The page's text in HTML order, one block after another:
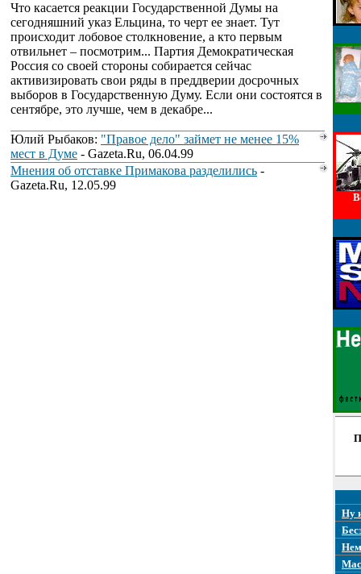
Что касается реакции Государственной Думы на
сегодняшний указ Ельцина, то черт ее знает. Тут
происходит лобовое столкновение, а кто первым
отвильнет – посмотрим... Партия Демократическая
Россия со своей стороны собирается сейчас
активизировать свои ряды в преддверии досрочных
выборов в Государственную Думу. Если они состоятся в
сентябре, это лучше, чем в декабре...
Юлий Рыбаков: "Правое дело" займет не менее 15%
мест в Думе - Gazeta.Ru, 06.04.99
Мнения об отставке Примакова разделились -
Gazeta.Ru, 12.05.99
Ну